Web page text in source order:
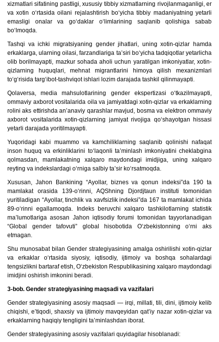
xizmatlari sifatining pastligi, xususiy tibbiy xizmatlarning rivojlanmaganligi, er
va xotin o‘rtasida oilani rejalashtirish bo‘yicha tibbiy madaniyatning yetarli
emasligi onalar va go‘daklar o‘limlarining saqlanib qolishiga sabab
bo‘lmoqda.
Tashqi va ichki migratsiyaning gender jihatlari, uning xotin-qizlar hamda
erkaklarga, ularning oilasi, farzandlariga ta’siri bo‘yicha tadqiqotlar yetarlicha
olib borilmayapti, mazkur sohada aholi uchun yaratilgan imkoniyatlar, xotin-
qizlarning huquqlari, mehnat migrantlarini himoya qilish mexanizmlari
to‘g‘risida targ‘ibot-tashviqot ishlari lozim darajada tashkil qilinmayapti.
Qolaversa, media mahsulotlarining gender ekspertizasi o‘tkazilmayapti,
ommaviy axborot vositalarida oila va jamiyatdagi xotin-qizlar va erkaklarning
rolini aks ettirishda an’anaviy qarashlar mavjud, bosma va elektron ommaviy
axborot vositalarida xotin-qizlarning jamiyat rivojiga qo‘shayotgan hissasi
yetarli darajada yoritilmayapti.
Yuqoridagi kabi muammo va kamchiliklarning saqlanib qolinishi nafaqat
inson huquq va erkinliklarini to‘laqonli ta’minlash imkoniyatini cheklabgina
qolmasdan, mamlakatning xalqaro maydondagi imidjiga, uning xalqaro
reyting va indekslardagi o‘rniga salbiy ta’sir ko‘rsatmoqda.
Xususan, Jahon Bankining “Ayollar, biznes va qonun indeksi”da 190 ta
mamlakat orasida 139-o‘rinni, AQShning Djordjtaun instituti tomonidan
yuritiladigan “Ayollar, tinchlik va xavfsizlik indeksi”da 167 ta mamlakat ichida
89-o‘rinni egallamoqda. Indeks beruvchi xalqaro tashkilotlarning statistik
ma’lumotlariga asosan Jahon iqtisodiy forumi tomonidan tayyorlanadigan
“Global gender tafovuti” global hisobotida O‘zbekistonning o‘rni aks
etmagan.
Shu munosabat bilan Gender strategiyasining amalga oshirilishi xotin-qizlar
va erkaklar o‘rtasida siyosiy, iqtisodiy, ijtimoiy va boshqa sohalardagi
tengsizlikni bartaraf etish, O‘zbekiston Respublikasining xalqaro maydondagi
imidjini oshirish imkonini beradi.
3-bob. Gender strategiyasining maqsadi va vazifalari
Gender strategiyasining asosiy maqsadi — irqi, millati, tili, dini, ijtimoiy kelib
chiqishi, e’tiqodi, shaxsiy va ijtimoiy mavqeyidan qat’iy nazar xotin-qizlar va
erkaklarning haqiqiy tengligini ta’minlashdan iborat.
Gender strategiyasining asosiy vazifalari quyidagilar hisoblanadi: